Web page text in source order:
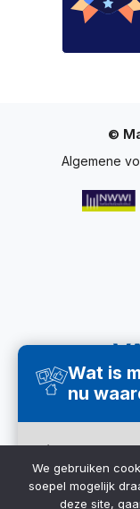
Wat is
nu
Direct een
waardecheck
ontvangen ➜
©
Algemene
Ook
We gebruiken
soepel mogelijk
deze site,